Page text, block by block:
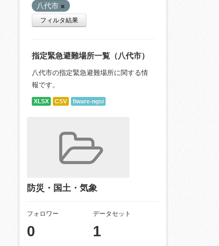
八代市
フィルタ結果
指定緊急避難場所一覧（八代市）
八代市の指定緊急避難場所に関する情
報です。
XLSX CSV fiware-ngsi
防災・国土・気象
フォロワー
0
データセット
1